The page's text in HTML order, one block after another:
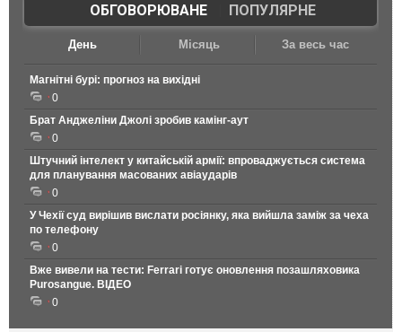
ОБГОВОРЮВАНЕ| ПОПУЛЯРНЕ
День Місяць За весь час
Магнітні бурі: прогноз на вихідні
0
Брат Анджеліни Джолі зробив камінг-аут
0
Штучний інтелект у китайській армії: впроваджується система
для планування масованих авіаударів
0
У Чехії суд вирішив вислати росіянку, яка вийшла заміж за чеха
по телефону
0
Вже вивели на тести: Ferrari готує оновлення позашляховика
Purosangue. ВІДЕО
0